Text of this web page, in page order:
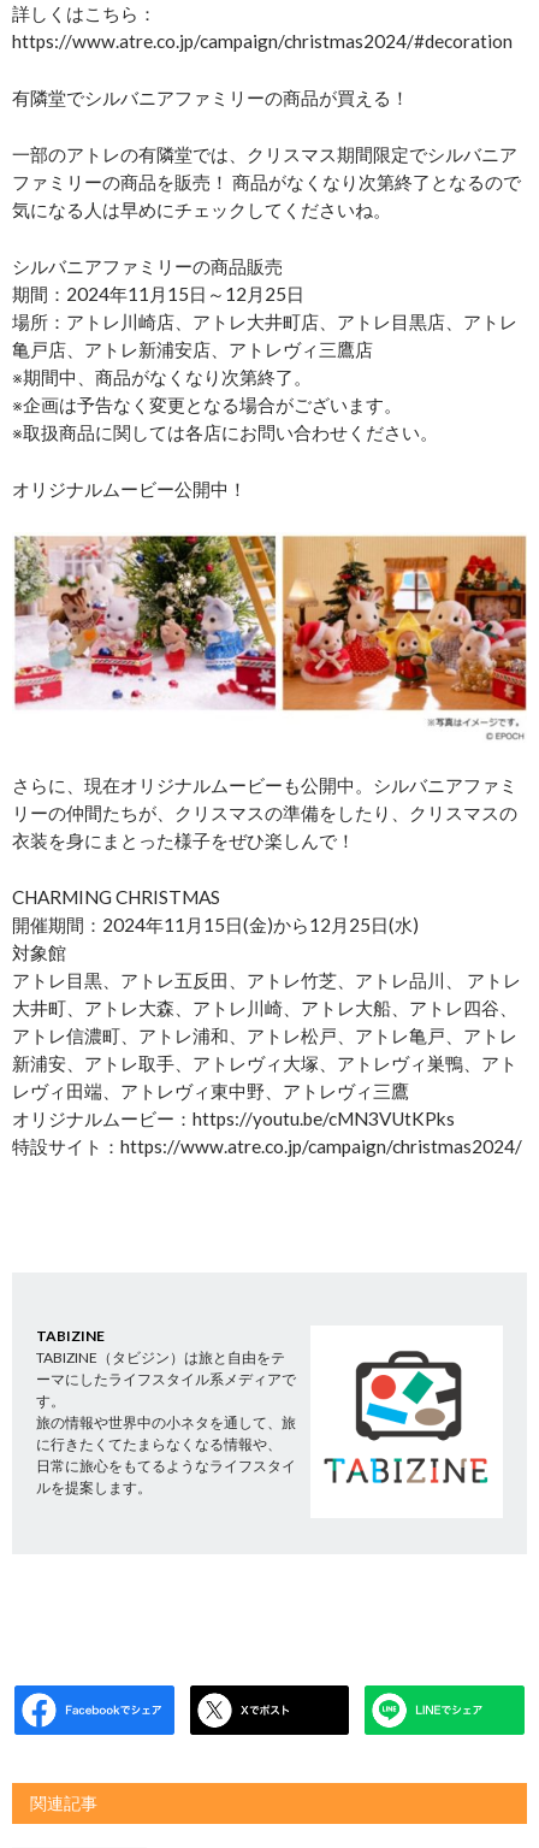
詳しくはこちら：
https://www.atre.co.jp/campaign/christmas2024/#decoration
有隣堂でシルバニアファミリーの商品が買える！
一部のアトレの有隣堂では、クリスマス期間限定でシルバニア
ファミリーの商品を販売！ 商品がなくなり次第終了となるので
気になる人は早めにチェックしてくださいね。
シルバニアファミリーの商品販売
期間：2024年11月15日～12月25日
場所：アトレ川崎店、アトレ大井町店、アトレ目黒店、アトレ
亀戸店、アトレ新浦安店、アトレヴィ三鷹店
※期間中、商品がなくなり次第終了。
※企画は予告なく変更となる場合がございます。
※取扱商品に関しては各店にお問い合わせください。
オリジナルムービー公開中！
さらに、現在オリジナルムービーも公開中。シルバニアファミ
リーの仲間たちが、クリスマスの準備をしたり、クリスマスの
衣装を身にまとった様子をぜひ楽しんで！
CHARMING CHRISTMAS
開催期間：2024年11月15日(金)から12月25日(水)
対象館
アトレ目黒、アトレ五反田、アトレ竹芝、アトレ品川、 アトレ
大井町、アトレ大森、アトレ川崎、アトレ大船、アトレ四谷、
アトレ信濃町、アトレ浦和、アトレ松戸、アトレ亀戸、アトレ
新浦安、アトレ取手、アトレヴィ大塚、アトレヴィ巣鴨、アト
レヴィ田端、アトレヴィ東中野、アトレヴィ三鷹
オリジナルムービー：https://youtu.be/cMN3VUtKPks
特設サイト：https://www.atre.co.jp/campaign/christmas2024/
TABIZINE
TABIZINE（タビジン）は旅と自由をテ
ーマにしたライフスタイル系メディアで
す。
旅の情報や世界中の小ネタを通して、旅
に行きたくてたまらなくなる情報や、
日常に旅心をもてるようなライフスタイ
ルを提案します。
関連記事